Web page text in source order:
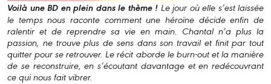
Voilà une BD en plein dans le thème ! Le jour où elle s’est laissée
le temps nous raconte comment une héroïne décide enfin de
ralentir et de reprendre sa vie en main. Chantal n’a plus la
passion, ne trouve plus de sens dans son travail et finit par tout
quitter pour se retrouver. Le récit aborde le burn-out et la manière
de se reconstruire, en s’écoutant davantage et en redécouvrant
ce qui nous fait vibrer.